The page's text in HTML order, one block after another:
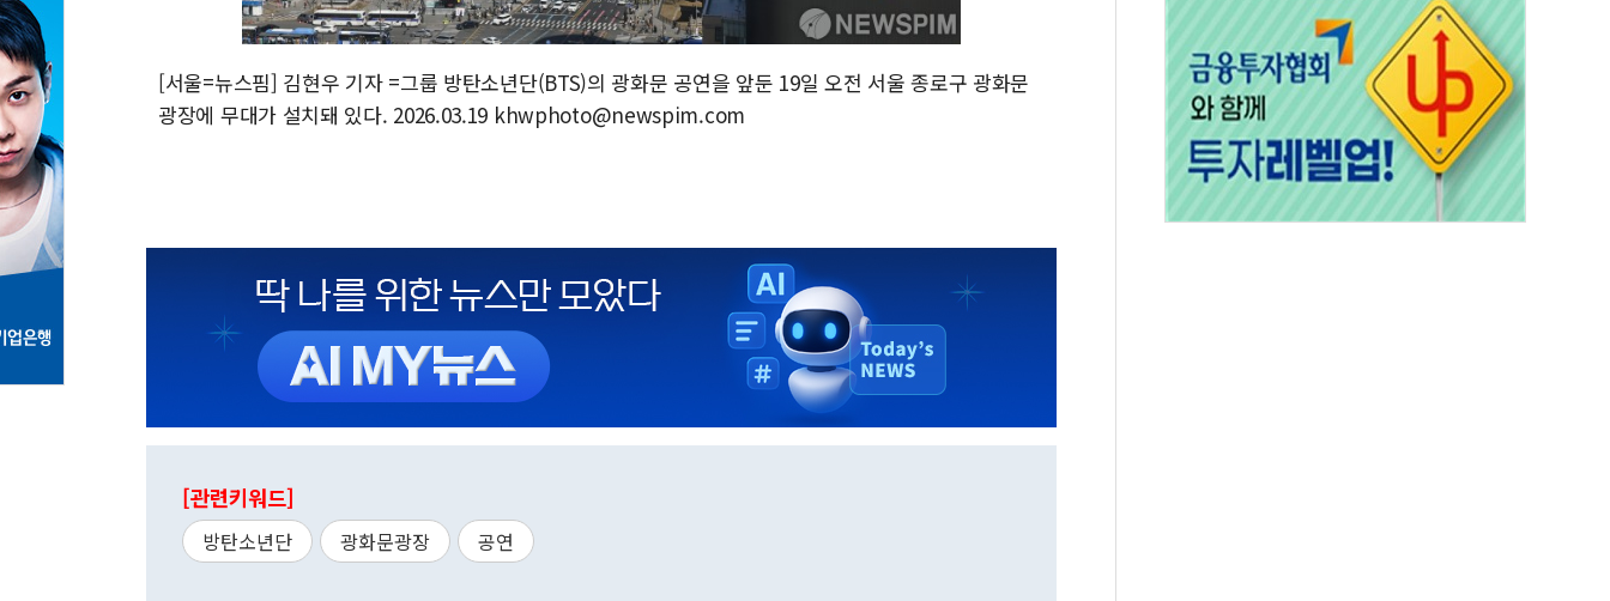
[서울=뉴스핌] 김현우 기자 =그룹 방탄소년단(BTS)의 광화문 공연을 앞둔 19일 오전 서울 종로구 광화문
광장에 무대가 설치돼 있다. 2026.03.19 khwphoto@newspim.com
[관련키워드]
방탄소년단 광화문광장 공연